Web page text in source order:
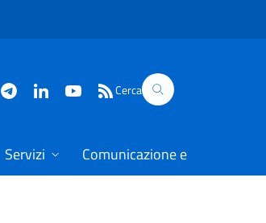
Cerca
Servizi Comunicazione e dati